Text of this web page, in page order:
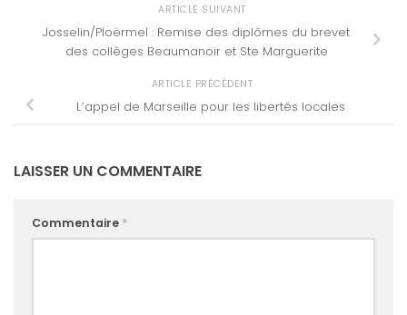
ARTICLE SUIVANT
Josselin/Ploërmel : Remise des diplômes du brevet
des collèges Beaumanoir et Ste Marguerite
ARTICLE PRÉCÉDENT
L’appel de Marseille pour les libertés locales
LAISSER UN COMMENTAIRE
Commentaire *